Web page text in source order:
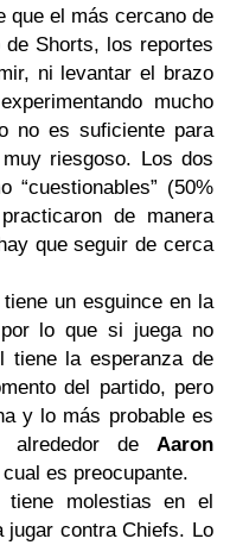
que el más cercano de
Shorts, los reportes
ni levantar el brazo
mucho
no es suficiente para
riesgoso. Los dos
“cuestionables” (50%
de manera
que seguir de cerca
un esguince en la
lo que si juega no
tiene la esperanza de
del partido, pero
y lo más probable es
alrededor de Aaron
es preocupante.
molestias en el
contra Chiefs. Lo